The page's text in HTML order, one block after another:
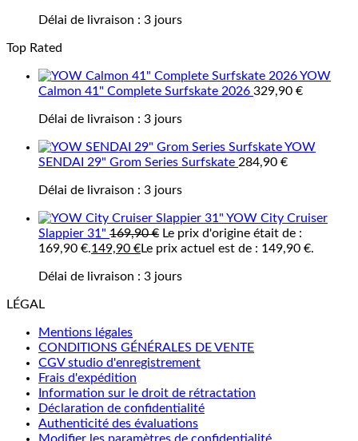
Délai de livraison : 3 jours
Top Rated
YOW
Calmon 41" Complete Surfskate 2026 329,90 €
Délai de livraison : 3 jours
YOW
SENDAI 29" Grom Series Surfskate 284,90 €
Délai de livraison : 3 jours
YOW City Cruiser
Slappier 31" 169,90€ Le prix d'origine était de :
169,90 €.149,90 €Le prix actuel est de : 149,90 €.
Délai de livraison : 3 jours
LÉGAL
Mentions légales
CONDITIONS GÉNÉRALES DE VENTE
CGV studio d'enregistrement
Frais d'expédition
Information sur le droit de rétractation
Déclaration de confidentialité
Authenticité des évaluations